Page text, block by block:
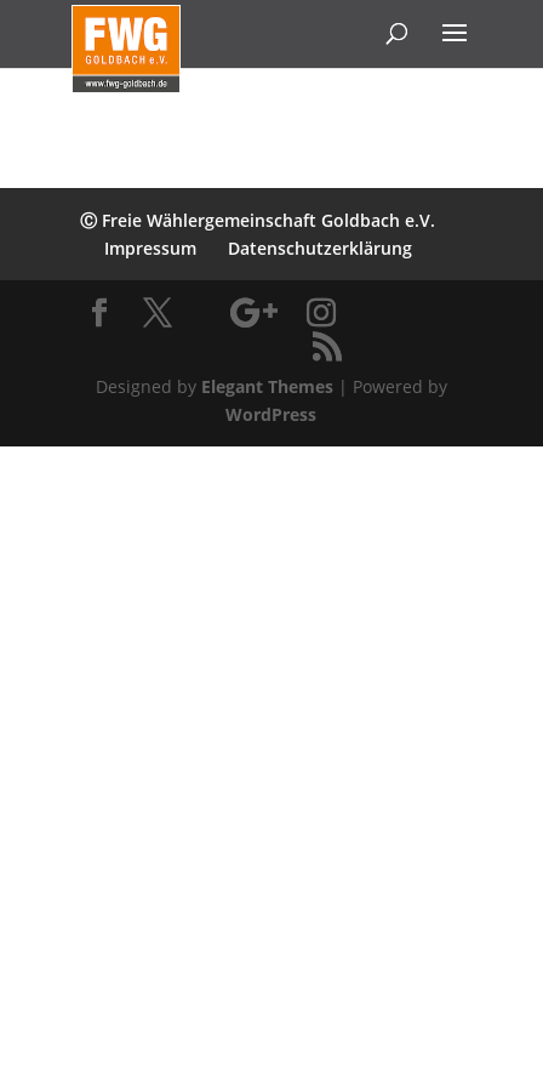
Ⓒ Freie Wählergemeinschaft Goldbach e.V.
Impressum
Datenschutzerklärung
Designed by Elegant Themes| Powered by
WordPress